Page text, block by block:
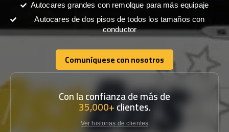
Autocares grandes con remolque para más equipaje
Autocares de dos pisos de todos los tamaños con
conductor
Comuníquese con nosotros
Comuníquese con nosotros
Con la confianza de más de
35,000+clientes.
Ver historias de clientes